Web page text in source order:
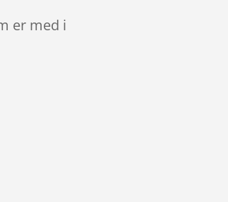
er med i